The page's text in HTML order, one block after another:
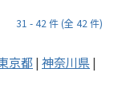
31 - 42 件 (全 42 件)
京都 | 神奈川県|